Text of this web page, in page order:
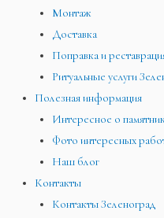
Монтаж
Доставка
Поправка и
Ритуальные услуги
Полезная информация
Интересное о
Фото интересных
Наш блог
Контакты
Контакты Зеленоград